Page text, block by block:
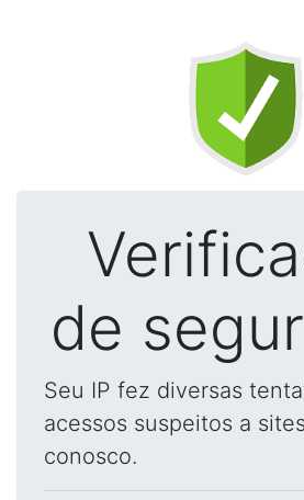
de
Seu IP fez diversas
acessos suspeitos a
conosco.